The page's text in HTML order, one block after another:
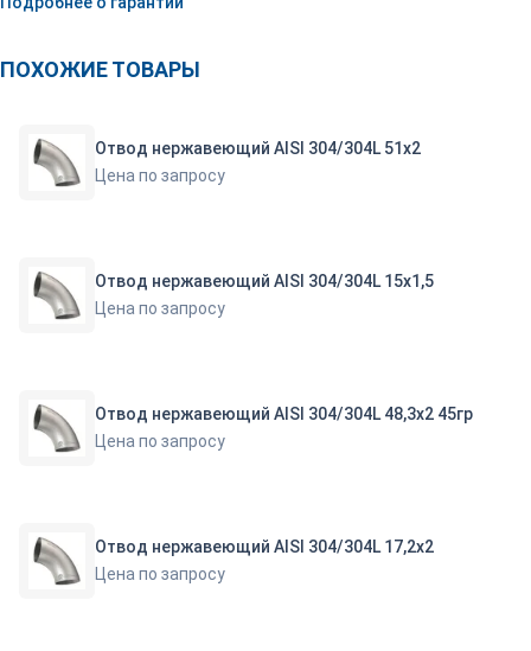
ПОХОЖИЕ ТОВАРЫ
Отвод нержавеющий AISI 304/304L 51х2
Цена по запросу
Отвод нержавеющий AISI 304/304L 15х1,5
Цена по запросу
Отвод нержавеющий AISI 304/304L 48,3х2 45гр
Цена по запросу
Отвод нержавеющий AISI 304/304L 17,2х2
Цена по запросу